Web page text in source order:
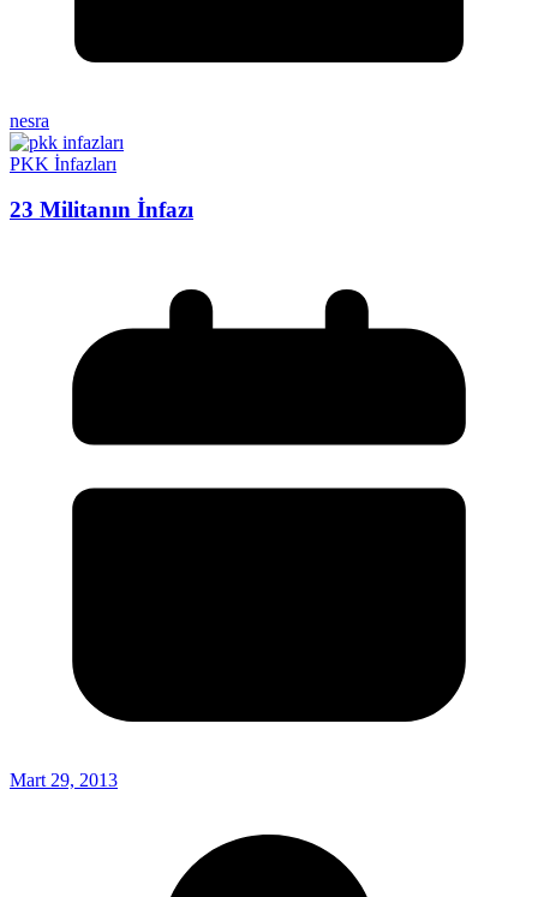
nesra
PKK İnfazları
23 Militanın İnfazı
Mart 29, 2013